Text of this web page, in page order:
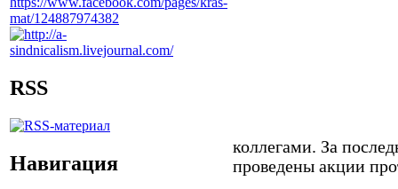
RSS
Навигация
коллегами. За
проведены акции